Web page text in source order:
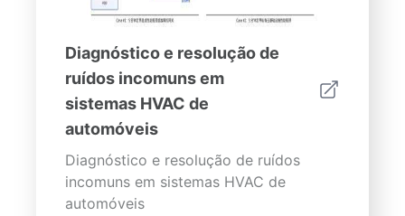
Diagnóstico e resolução de
ruídos incomuns em
sistemas HVAC de
automóveis
Diagnóstico e resolução de ruídos
incomuns em sistemas HVAC de
automóveis